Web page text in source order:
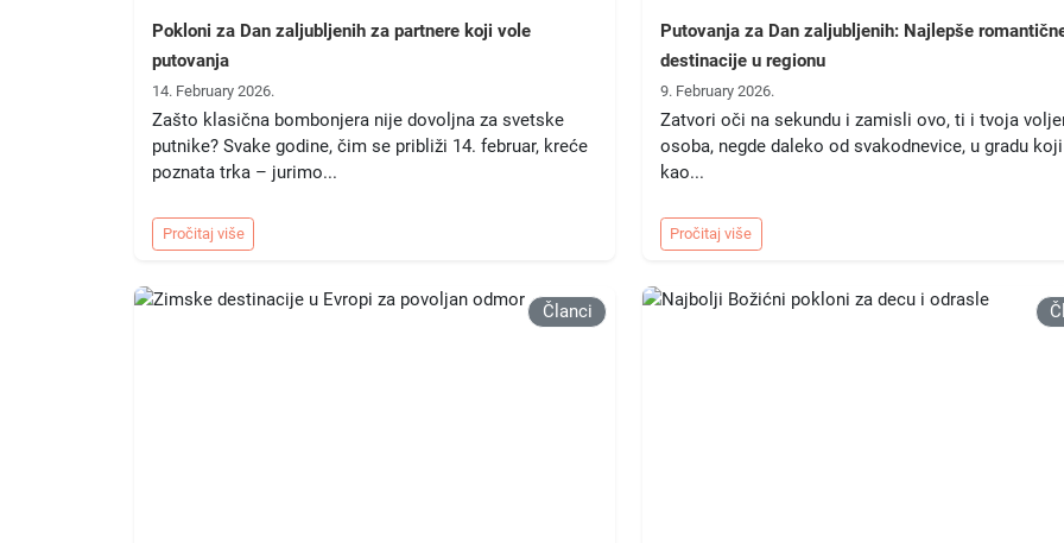
Pokloni za Dan zaljubljenih za partnere koji vole
putovanja
14. February 2026.
Zašto klasična bombonjera nije dovoljna za svetske
putnike? Svake godine, čim se približi 14. februar, kreće
poznata trka – jurimo...
Pročitaj više
Putovanja za Dan zaljubljenih: Najlepše
destinacije u regionu
9. February 2026.
Zatvori oči na sekundu i zamisli ovo, ti i tvoja
osoba, negde daleko od svakodnevice, u gradu koji
kao...
Pročitaj više
Članci